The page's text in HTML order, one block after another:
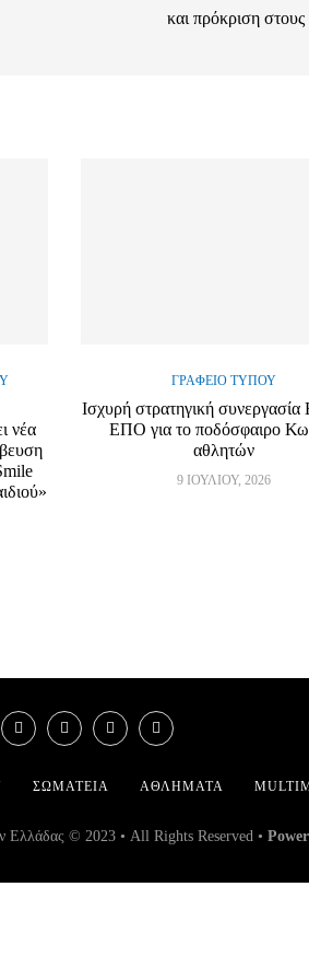
και πρόκριση στους
νέα
ΓΡΑΦΕΊΟ ΤΎΠΟΥ
Ισχυρή στρατηγική
ΕΠΟ για το ποδόσφαιρο
αθλητών
9 ΙΟΥΛΊΟΥ, 2026
ΣΩΜΑΤΕΊΑ ΑΘΛΉΜΑΤΑ
Ελλάδας © 2023 • All Rights Reserved •